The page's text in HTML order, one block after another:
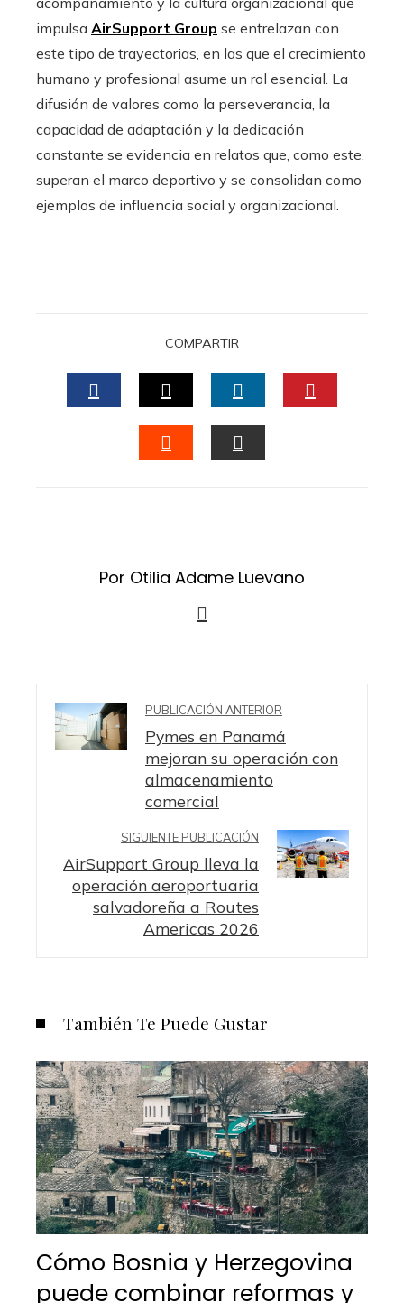
impulsa AirSupport Group se entrelazan con
este tipo de trayectorias, en las que el crecimiento
humano y profesional asume un rol esencial. La
difusión de valores como la perseverancia, la
capacidad de adaptación y la dedicación
constante se evidencia en relatos que, como este,
superan el marco deportivo y se consolidan como
ejemplos de influencia social y organizacional.
COMPARTIR
FACEBOOKTWITTERLINKEDIN
Por Otilia Adame Luevano
PUBLICACIÓN ANTERIOR
Pymes en Panamá
mejoran su operación con
almacenamiento
comercial
SIGUIENTE PUBLICACIÓN
AirSupport Group lleva la
operación aeroportuaria
salvadoreña a Routes
Americas 2026
También Te Puede Gustar
Cómo Bosnia y Herzegovina
puede combinar reformas y